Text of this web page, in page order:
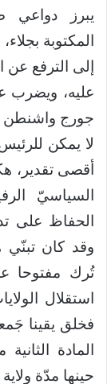
يبرز دواعي
المكتوبة
إلى الترفع عن
عليه، ويضرب
جورج واشنطن
لا يمكن
أقصى تقدير،
السياسيّ
الحفاظ على
وقد كان تبنّي
تُرك مفتوحا
فخلق يقينا
المادة
حينها مدّة